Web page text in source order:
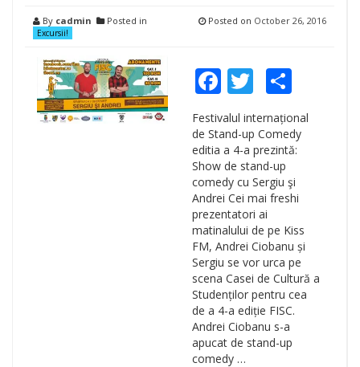
By cadmin Posted in
Excursii!
Posted on October 26, 2016
Facebook
TwitterShare
Festivalul internațional
de Stand-up Comedy
editia a 4-a prezintă:
Show de stand-up
comedy cu Sergiu şi
Andrei Cei mai freshi
prezentatori ai
matinalului de pe Kiss
FM, Andrei Ciobanu și
Sergiu se vor urca pe
scena Casei de Cultură a
Studenților pentru cea
de a 4-a ediție FISC.
Andrei Ciobanu s-a
apucat de stand-up
comedy …